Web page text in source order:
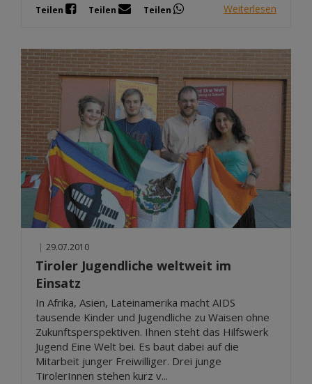
Teilen Teilen Teilen Weiterlesen
| 29.07.2010
Tiroler Jugendliche weltweit im
Einsatz
In Afrika, Asien, Lateinamerika macht AIDS
tausende Kinder und Jugendliche zu Waisen ohne
Zukunftsperspektiven. Ihnen steht das Hilfswerk
Jugend Eine Welt bei. Es baut dabei auf die
Mitarbeit junger Freiwilliger. Drei junge
TirolerInnen stehen kurz v...